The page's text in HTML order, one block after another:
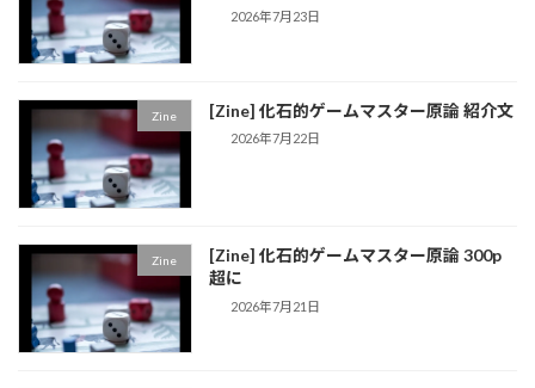
2026年7月23日
Zine [Zine] 化石的ゲームマスター原論 紹介文
2026年7月22日
Zine
[Zine] 化石的ゲームマスター原論 300p
超に
2026年7月21日